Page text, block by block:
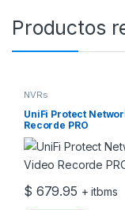
Productos
NVRs
UniFi Protect
Recorde PRO
$ 679.95 + itbms